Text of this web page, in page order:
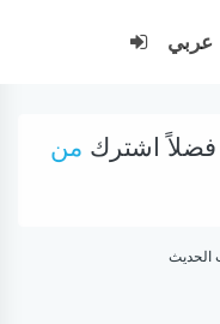
عربي
فضلاً اشترك من
الحديث